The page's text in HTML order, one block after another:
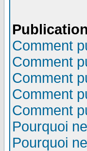
Publication
Comment
Comment
Comment
Comment
Comment
Pourquoi
Pourquoi